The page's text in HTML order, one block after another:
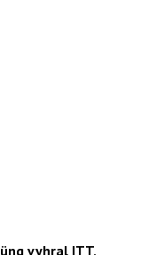
vyhral ITT,